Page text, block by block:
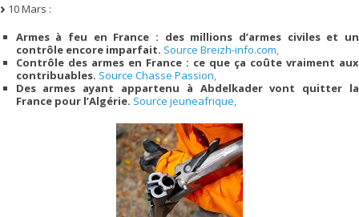
10 Mars :
Armes à feu en France : des millions d’armes civiles et un
contrôle encore imparfait. Source Breizh-info.com,
Contrôle des armes en France : ce que ça coûte vraiment aux
contribuables. Source Chasse Passion,
Des armes ayant appartenu à Abdelkader vont quitter la
France pour l’Algérie. Source jeuneafrique,